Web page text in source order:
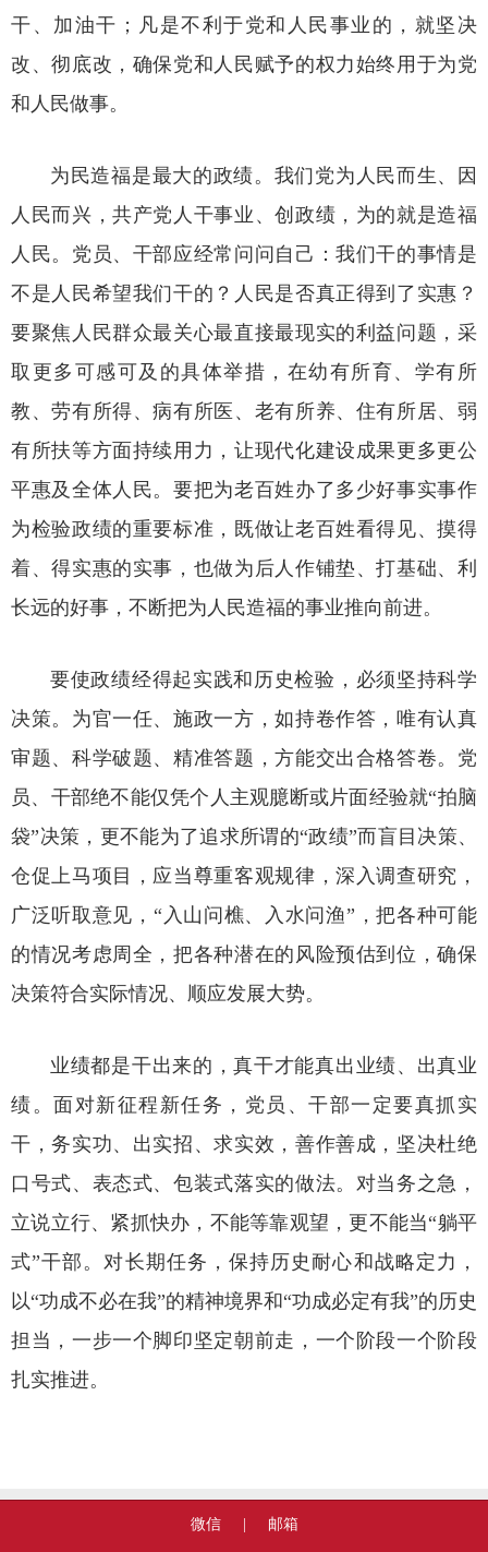
干、加油干；凡是不利于党和人民事业的，就坚决
改、彻底改，确保党和人民赋予的权力始终用于为党
和人民做事。
为民造福是最大的政绩。我们党为人民而生、因
人民而兴，共产党人干事业、创政绩，为的就是造福
人民。党员、干部应经常问问自己：我们干的事情是
不是人民希望我们干的？人民是否真正得到了实惠？
要聚焦人民群众最关心最直接最现实的利益问题，采
取更多可感可及的具体举措，在幼有所育、学有所
教、劳有所得、病有所医、老有所养、住有所居、弱
有所扶等方面持续用力，让现代化建设成果更多更公
平惠及全体人民。要把为老百姓办了多少好事实事作
为检验政绩的重要标准，既做让老百姓看得见、摸得
着、得实惠的实事，也做为后人作铺垫、打基础、利
长远的好事，不断把为人民造福的事业推向前进。
要使政绩经得起实践和历史检验，必须坚持科学
决策。为官一任、施政一方，如持卷作答，唯有认真
审题、科学破题、精准答题，方能交出合格答卷。党
员、干部绝不能仅凭个人主观臆断或片面经验就“拍脑
袋”决策，更不能为了追求所谓的“政绩”而盲目决策、
仓促上马项目，应当尊重客观规律，深入调查研究，
广泛听取意见，“入山问樵、入水问渔”，把各种可能
的情况考虑周全，把各种潜在的风险预估到位，确保
决策符合实际情况、顺应发展大势。
业绩都是干出来的，真干才能真出业绩、出真业
绩。面对新征程新任务，党员、干部一定要真抓实
干，务实功、出实招、求实效，善作善成，坚决杜绝
口号式、表态式、包装式落实的做法。对当务之急，
立说立行、紧抓快办，不能等靠观望，更不能当“躺平
式”干部。对长期任务，保持历史耐心和战略定力，
以“功成不必在我”的精神境界和“功成必定有我”的历史
担当，一步一个脚印坚定朝前走，一个阶段一个阶段
扎实推进。
微信 邮箱